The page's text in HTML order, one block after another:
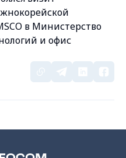
в Министерство
и офис